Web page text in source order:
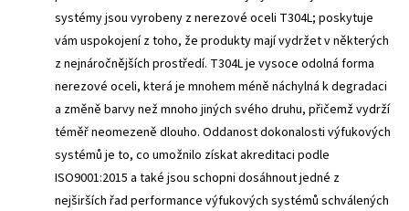
systémy jsou vyrobeny z nerezové oceli T304L; poskytuje
vám uspokojení z toho, že produkty mají vydržet v některých
z nejnáročnějších prostředí. T304L je vysoce odolná forma
nerezové oceli, která je mnohem méně náchylná k degradaci
a změně barvy než mnoho jiných svého druhu, přičemž vydrží
téměř neomezeně dlouho. Oddanost dokonalosti výfukových
systémů je to, co umožnilo získat akreditaci podle
ISO9001:2015 a také jsou schopni dosáhnout jedné z
nejširších řad performance výfukových systémů schválených